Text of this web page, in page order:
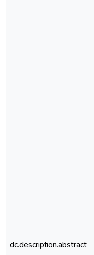
dc.description.abstract